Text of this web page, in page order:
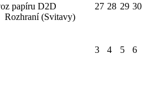
papíru D2D
Rozhraní (Svitavy)
27 28 29 30
3 4 5
6